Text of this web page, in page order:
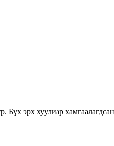
Бүх эрх хуулиар хамгаалагдсан